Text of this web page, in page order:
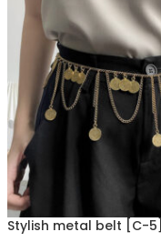
Stylish metal belt [C-5]